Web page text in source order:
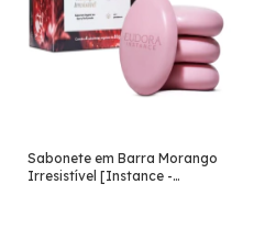
Sabonete em Barra Morango
Irresistível [Instance -